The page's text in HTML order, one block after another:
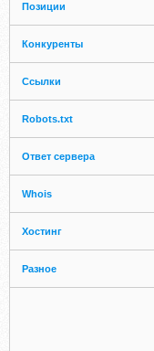
Позиции
Конкуренты
Ссылки
Robots.txt
Ответ сервера
Whois
Хостинг
Разное